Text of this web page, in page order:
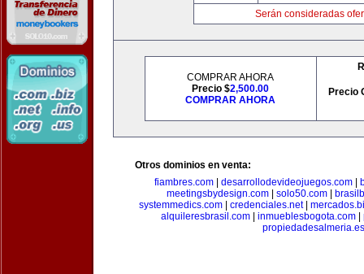
Serán consideradas
COMPRAR AHORA
Precio $2,500.00
COMPRAR AHORA
Precio
Otros dominios en venta:
fiambres.com| desarrollodevideojuegos.com|
meetingsbydesign.com
solo50.com
systemmedics.com| credenciales.net|
alquileresbrasil.com| inmueblesbogota.com|
propiedadesalmeria.es